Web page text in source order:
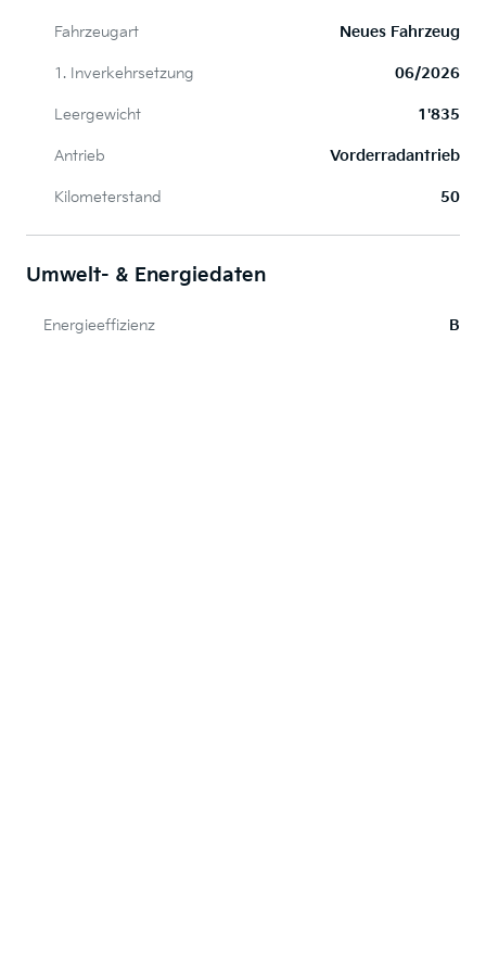
Fahrzeugart Neues Fahrzeug
1. Inverkehrsetzung 06/2026
Leergewicht 1'835
Antrieb Vorderradantrieb
Kilometerstand 50
Umwelt- & Energiedaten
Energieeffizienz B